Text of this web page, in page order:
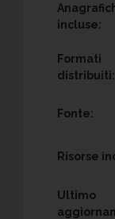
incluse:
Formati
distribuiti:
Fonte:
Risorse
Ultimo